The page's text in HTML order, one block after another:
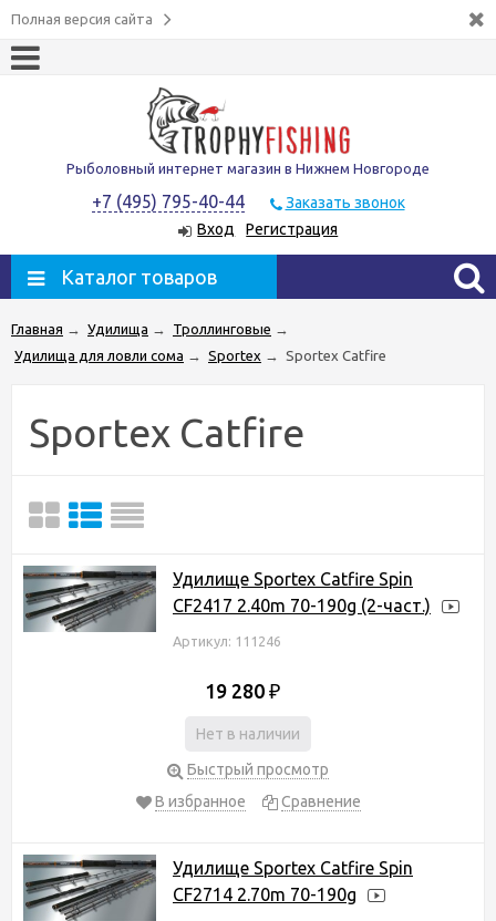
Полная версия сайта
Рыболовный интернет магазин в Нижнем Новгороде
+7 (495) 795-40-44
Заказать звонок
Вход
Регистрация
Каталог товаров
Главная → Удилища → Троллинговые →
Удилища для ловли сома → Sportex → Sportex Catfire
Sportex Catfire
Удилище Sportex Catfire Spin
CF2417 2.40m 70-190g (2-част.)
Артикул: 111246
19 280 ₽
Нет в наличии
Быстрый просмотр
В избранное
Сравнение
Удилище Sportex Catfire Spin
CF2714 2.70m 70-190g